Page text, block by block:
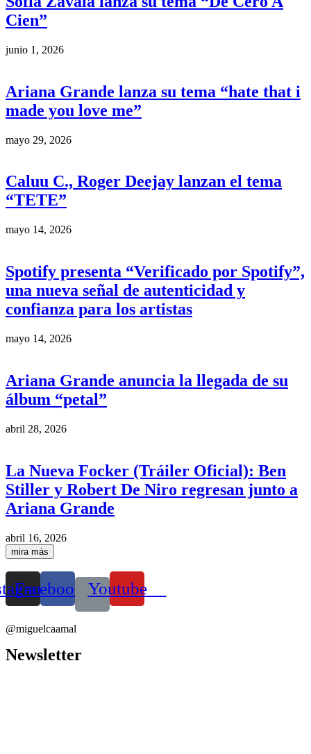
Cien”
junio 1, 2026
Ariana Grande lanza su tema “hate that i
made you love me”
mayo 29, 2026
Caluu C., Roger Deejay lanzan el tema
“TETE”
mayo 14, 2026
Spotify presenta “Verificado por Spotify”,
una nueva señal de autenticidad y
confianza para los artistas
mayo 14, 2026
Ariana Grande anuncia la llegada de su
álbum “petal”
abril 28, 2026
La Nueva Focker (Tráiler Oficial): Ben
Stiller y Robert De Niro regresan junto a
Ariana Grande
abril 16, 2026
mira más
Facebook Youtube
@miguelcaamal
Newsletter